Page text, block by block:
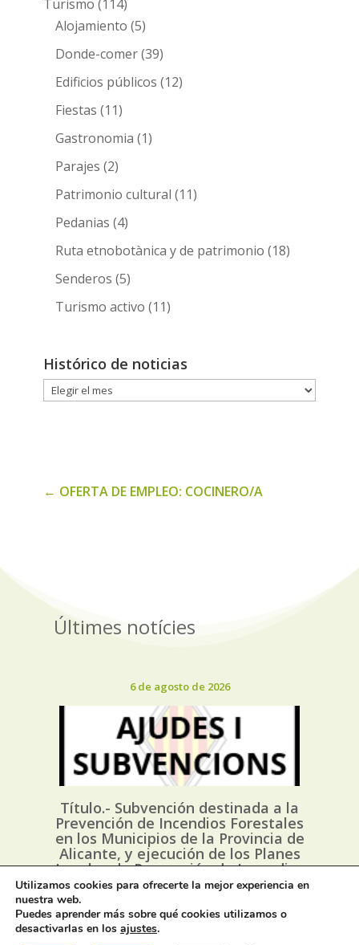
Turismo (114)
Alojamiento (5)
Donde-comer(39)
Edificios públicos (12)
Fiestas (11)
Gastronomia (1)
Parajes (2)
Patrimonio cultural (11)
Pedanias (4)
Ruta etnobotànica y de patrimonio (18)
Senderos (5)
Turismo activo (11)
Histórico de noticias
Histórico
← OFERTA DE EMPLEO: COCINERO/A
Últimes notícies
6 de agosto de 2026
Título.- Subvención destinada a la
Prevención de Incendios Forestales
en los Municipios de la Provincia de
Alicante, y ejecución de los Planes
Locales de Prevención de Incendios
Forestales (PLPIF) anualidad 2026
1 de agosto de 2026
Utilizamos cookies para ofrecerte la mejor experiencia en
nuestra web.
Puedes aprender más sobre qué cookies utilizamos o
desactivarlas en los ajustes.